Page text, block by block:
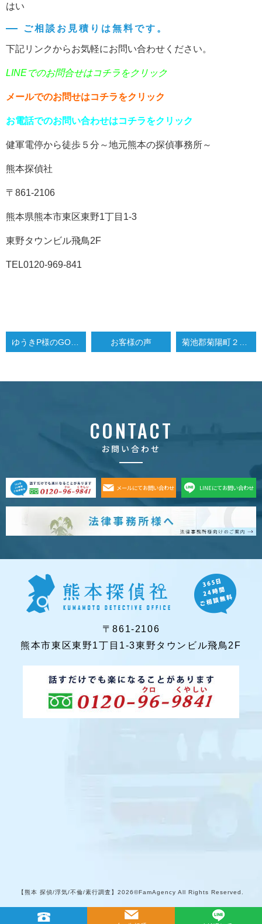
はい
ご相談お見積りは無料です。
下記リンクからお気軽にお問い合わせください。
LINEでのお問合せはコチラをクリック
メールでのお問せはコチラをクリック
お電話でのお問い合わせはコチラをクリック
健軍電停から徒歩５分～地元熊本の探偵事務所～
熊本探偵社
〒861-2106
熊本県熊本市東区東野1丁目1-3
東野タウンビル飛鳥2F
TEL0120-969-841
お客様の声
CONTACT
お問い合わせ
メールにてお問い合わせ LINEにてお問い合わせ
〒861-2106
熊本市東区東野1丁目1-3東野タウンビル飛鳥2F
【熊本 探偵/浮気/不倫/素行調査】 2026©FamAgency All Rights Reserved.